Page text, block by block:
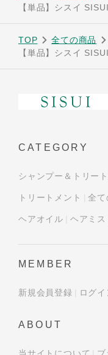
【単品】シスイ
TOP
全ての商品
【単品】シスイ
CATEGORY
シャンプー＆トリー
トリートメント 全て
ヘアオイル ヘアミス
MEMBER
新規会員登録 ログイ
ABOUT